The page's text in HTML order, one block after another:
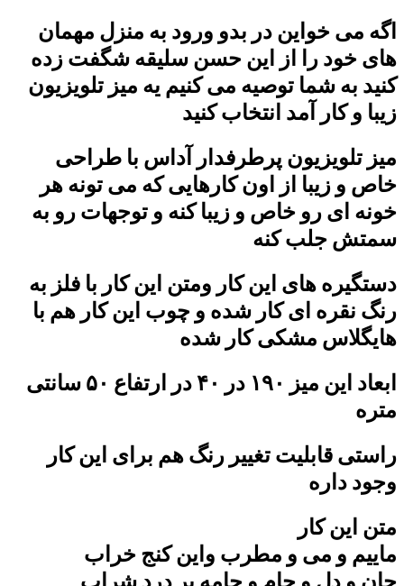
اگه می خواین در بدو ورود به منزل مهمان
های خود را از این حسن سلیقه شگفت زده
کنید به شما توصیه می کنیم یه میز تلویزیون
زیبا و کار آمد انتخاب کنید
میز تلویزیون پرطرفدار آداس با طراحی
خاص و زیبا از اون کارهایی که می تونه هر
خونه ای رو خاص و زیبا کنه و توجهات رو به
سمتش جلب کنه
دستگیره های این کار ومتن این کار با فلز به
رنگ نقره ای کار شده و چوب این کار هم با
هایگلاس مشکی کار شده
ابعاد این میز ۱۹۰ در ۴۰ در ارتفاع ۵۰ سانتی
متره
راستی قابلیت تغییر رنگ هم برای این کار
وجود داره
متن این کار
ماییم و‌ می و مطرب واین کنج خراب
جان و دل و جام و جامه پر درد شراب